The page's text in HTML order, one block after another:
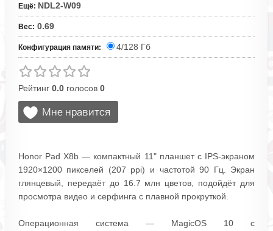
Ещё: NDL2-W09
Вес: 0.69
Конфигурация памяти: 4/128 Гб
Рейтинг 0.0голосов 0
Honor Pad X8b — компактный 11" планшет с IPS-экраном
1920×1200 пикселей (207 ppi) и частотой 90 Гц. Экран
глянцевый, передаёт до 16.7 млн цветов, подойдёт для
просмотра видео и серфинга с плавной прокруткой.
Операционная система — MagicOS 10 с